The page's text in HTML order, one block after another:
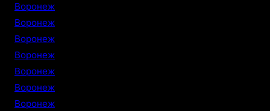
Воронеж
Воронеж
Воронеж
Воронеж
Воронеж
Воронеж
Воронеж